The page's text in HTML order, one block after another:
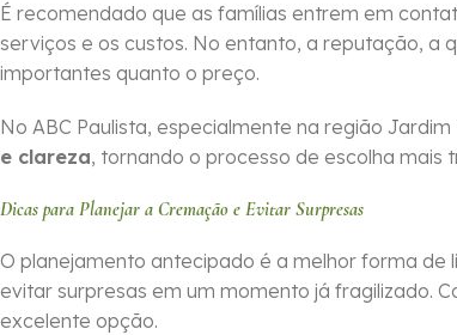
É recomendado que as famílias entrem em
serviços e os custos. No entanto, a reputação, a
importantes quanto o preço.
No ABC Paulista, especialmente na região
e clareza, tornando o processo de escolha mais
Dicas para Planejar a Cremação e Evitar Surpresas
O planejamento antecipado é a melhor forma de
evitar surpresas em um momento já fragilizado.
excelente opção.